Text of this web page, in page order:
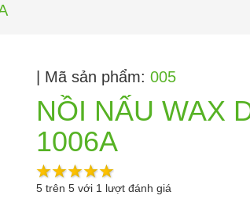
| Mã sản phẩm: 005
NỒI NẤU WAX
1006A
5 trên 5 với 1 lượt đánh giá